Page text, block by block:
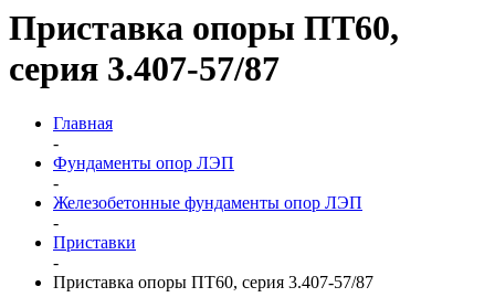
Приставка опоры ПТ60,
серия 3.407-57/87
Главная
-
Фундаменты опор ЛЭП
-
Железобетонные фундаменты опор ЛЭП
-
Приставки
-
Приставка опоры ПТ60, серия 3.407-57/87